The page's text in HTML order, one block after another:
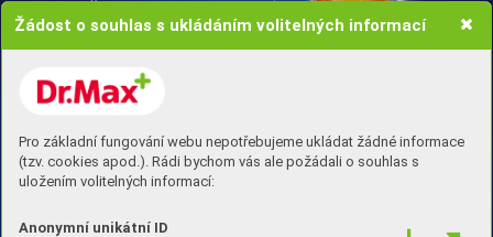
Žádost o souhlas s ukládáním volitelných informací
Pro základní fungování webu nepotřebujeme ukládat žádné informace
(tzv. cookies apod.). Rádi bychom vás ale požádali o souhlas s
uložením volitelných informací:
Anonymní unikátní ID
10
ZA
MIN